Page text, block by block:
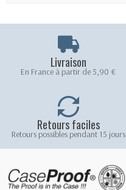
Livraison
En France à partir de 5,90 €
Retours faciles
Retours possibles pendant 15 jours